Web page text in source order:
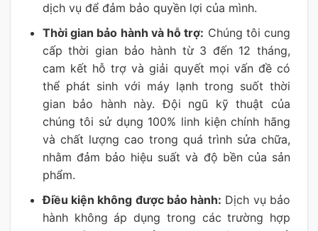
dịch vụ để đảm bảo quyền lợi của mình.
Thời gian bảo hành và hỗ trợ: Chúng tôi cung
cấp thời gian bảo hành từ 3 đến 12 tháng,
cam kết hỗ trợ và giải quyết mọi vấn đề có
thể phát sinh với máy lạnh trong suốt thời
gian bảo hành này. Đội ngũ kỹ thuật của
chúng tôi sử dụng 100% linh kiện chính hãng
và chất lượng cao trong quá trình sửa chữa,
nhằm đảm bảo hiệu suất và độ bền của sản
phẩm.
Điều kiện không được bảo hành: Dịch vụ bảo
hành không áp dụng trong các trường hợp